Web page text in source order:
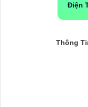
Điện
Thông